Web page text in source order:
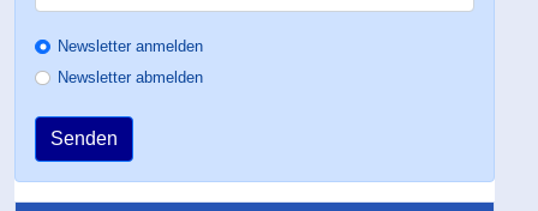
Newsletter anmelden
Newsletter abmelden
Senden